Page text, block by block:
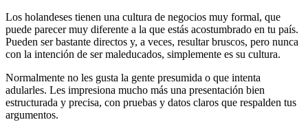
Los holandeses tienen una cultura de negocios muy formal, que
puede parecer muy diferente a la que estás acostumbrado en tu país.
Pueden ser bastante directos y, a veces, resultar bruscos, pero nunca
con la intención de ser maleducados, simplemente es su cultura.
Normalmente no les gusta la gente presumida o que intenta
adularles. Les impresiona mucho más una presentación bien
estructurada y precisa, con pruebas y datos claros que respalden tus
argumentos.